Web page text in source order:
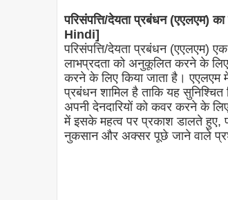
परिसंपत्ति/देयता प्रबंधन
Hindi]
परिसंपत्ति/देयता प्रबंधन (एएलएम)
लाभप्रदता को अनुकूलित करने के लिए
करने के लिए किया जाता है। एएलएम
प्रबंधन शामिल है ताकि यह सुनिश्चित
अपनी देनदारियों को कवर करने के लिए
में इसके महत्व पर प्रकाश डालते हुए,
नुकसान और अक्सर पूछे जाने वाले